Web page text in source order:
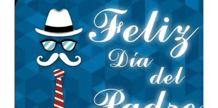
Capacitaciones